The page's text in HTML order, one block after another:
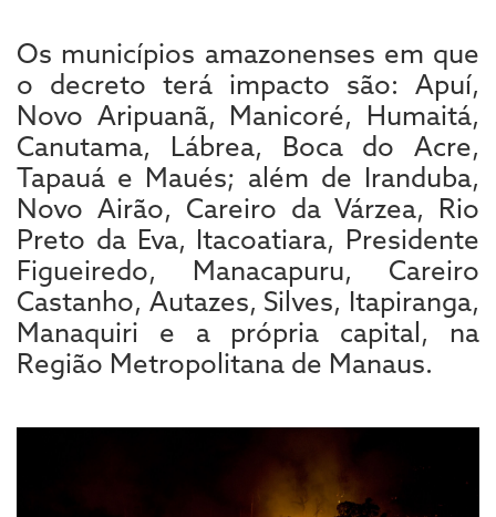
Os municípios amazonenses em que
o decreto terá impacto são: Apuí,
Novo Aripuanã, Manicoré, Humaitá,
Canutama, Lábrea, Boca do Acre,
Tapauá e Maués; além de Iranduba,
Novo Airão, Careiro da Várzea, Rio
Preto da Eva, Itacoatiara, Presidente
Figueiredo, Manacapuru, Careiro
Castanho, Autazes, Silves, Itapiranga,
Manaquiri e a própria capital, na
Região Metropolitana de Manaus.